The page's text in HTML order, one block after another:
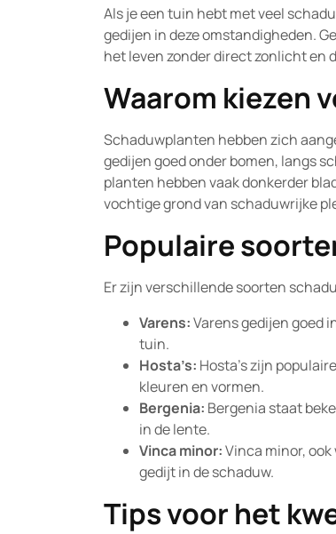
Als je een tuin hebt met veel
gedijen in deze omstandigheden.
het leven zonder direct zonlicht en
Waarom kiezen
Schaduwplanten hebben zich
gedijen goed onder bomen, langs
planten hebben vaak donkerder
vochtige grond van schaduwrijke
Populaire
Er zijn verschillende soorten
Varens:Varens gedijen goed
tuin.
Hosta’s: Hosta’s zijn
kleuren en vormen.
Bergenia: Bergenia staat
in de lente.
Vinca minor:Vinca minor,
gedijt in de schaduw.
Tips voor het